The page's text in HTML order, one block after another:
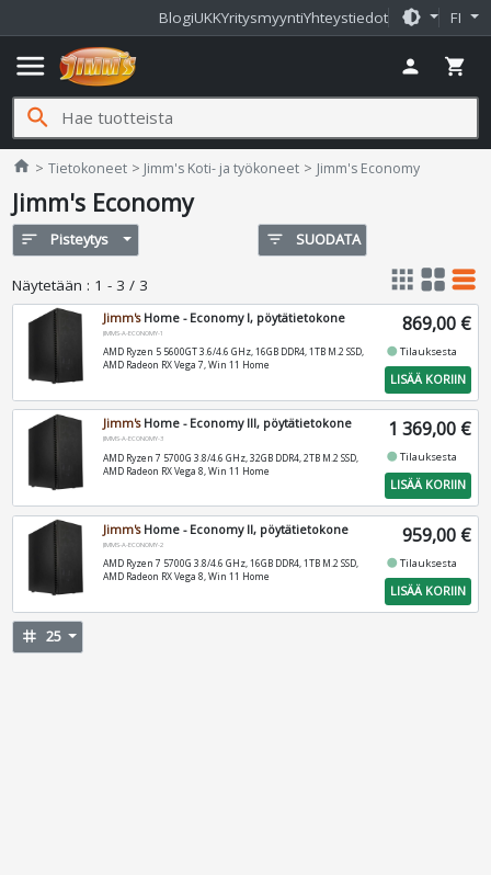
BlogiUKKYritysmyyntiYhteystiedot brightness_medium FI
menu person shopping_cart
search
home Jimms.fi
Tietokoneet Jimm's Koti- ja työkoneet Jimm's Economy
Jimm's Economy
sort Pisteytys filter_list SUODATA
Näytetään : 1 - 3 / 3 apps grid_view table_rows
Jimm'sHome - Economy I, pöytätietokone
JIMMS-A-ECONOMY-1
AMD Ryzen 5 5600GT 3.6/4.6 GHz, 16GB DDR4, 1TB M.2 SSD,
AMD Radeon RX Vega 7, Win 11 Home
869,00 €
fiber_manual_recordTilauksesta
LISÄÄ KORIIN
Jimm'sHome - Economy III, pöytätietokone
JIMMS-A-ECONOMY-3
AMD Ryzen 7 5700G 3.8/4.6 GHz, 32GB DDR4, 2TB M.2 SSD,
AMD Radeon RX Vega 8, Win 11 Home
1 369,00 €
fiber_manual_recordTilauksesta
LISÄÄ KORIIN
Jimm'sHome - Economy II, pöytätietokone
JIMMS-A-ECONOMY-2
AMD Ryzen 7 5700G 3.8/4.6 GHz, 16GB DDR4, 1TB M.2 SSD,
AMD Radeon RX Vega 8, Win 11 Home
959,00 €
fiber_manual_recordTilauksesta
LISÄÄ KORIIN
tag 25